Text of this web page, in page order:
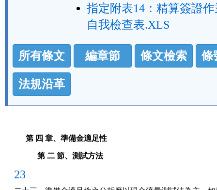
指定附表14：精算簽證
自我檢查表.XLS
法
規
功
能
按
所有條文 編章節 條文檢索 條
法規沿革
第 四 章、準備金適足性
第 二 節、測試方法
23